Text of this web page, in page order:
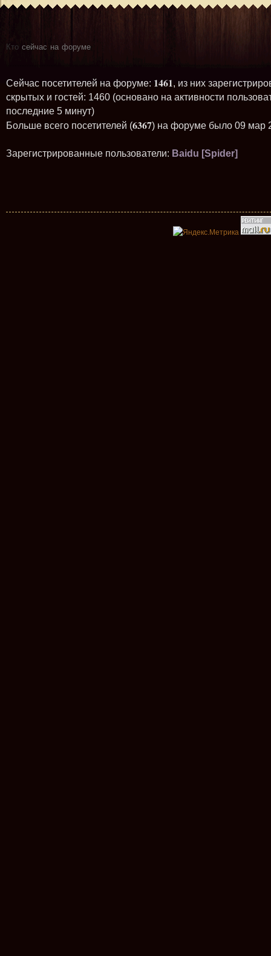
Кто сейчас на форуме
Сейчас посетителей на форуме: 1461, из них
скрытых и гостей: 1460 (основано на активности
последние 5 минут)
Больше всего посетителей (6367) на форуме было 09 мар
Зарегистрированные пользователи: Baidu [Spider]